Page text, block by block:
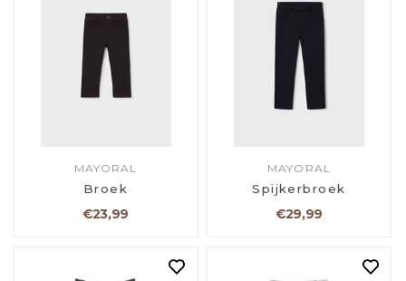
MAYORAL
Broek
€23,99
MAYORAL
Spijkerbroek
€29,99